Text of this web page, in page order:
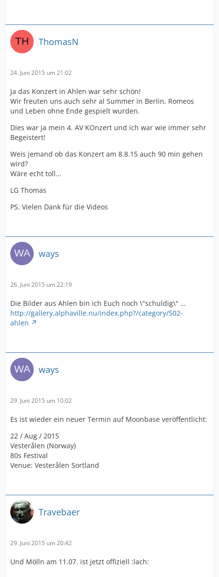
ThomasN
24. Juni 2015 um 21:02
Ja das Konzert in Ahlen war sehr schön!
Wir freuten uns auch sehr al Summer in Berlin, Romeos
und Leben ohne Ende gespielt wurden.
Dies war ja mein 4. AV KOnzert und ich war wie immer sehr
Begeistert!
Weis jemand ob das Konzert am 8.8.15 auch 90 min gehen
wird?
Wäre echt toll...
LG Thomas
PS. Vielen Dank für die Videos
ways
26. Juni 2015 um 22:19
Die Bilder aus Ahlen bin ich Euch noch \"schuldig\" …
http://gallery.alphaville.nu/index.php?/category/502-
ahlen
ways
29. Juni 2015 um 10:02
Es ist wieder ein neuer Termin auf Moonbase veröffentlicht:
22 / Aug / 2015
Vesterålen (Norway)
80s Festival
Venue: Vesterålen Sortland
Travebaer
29. Juni 2015 um 20:42
Und Mölln am 11.07. ist jetzt offiziell :lach: